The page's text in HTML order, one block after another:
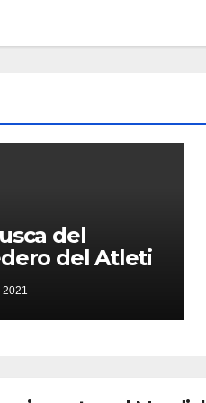
del
del Atleti
2021